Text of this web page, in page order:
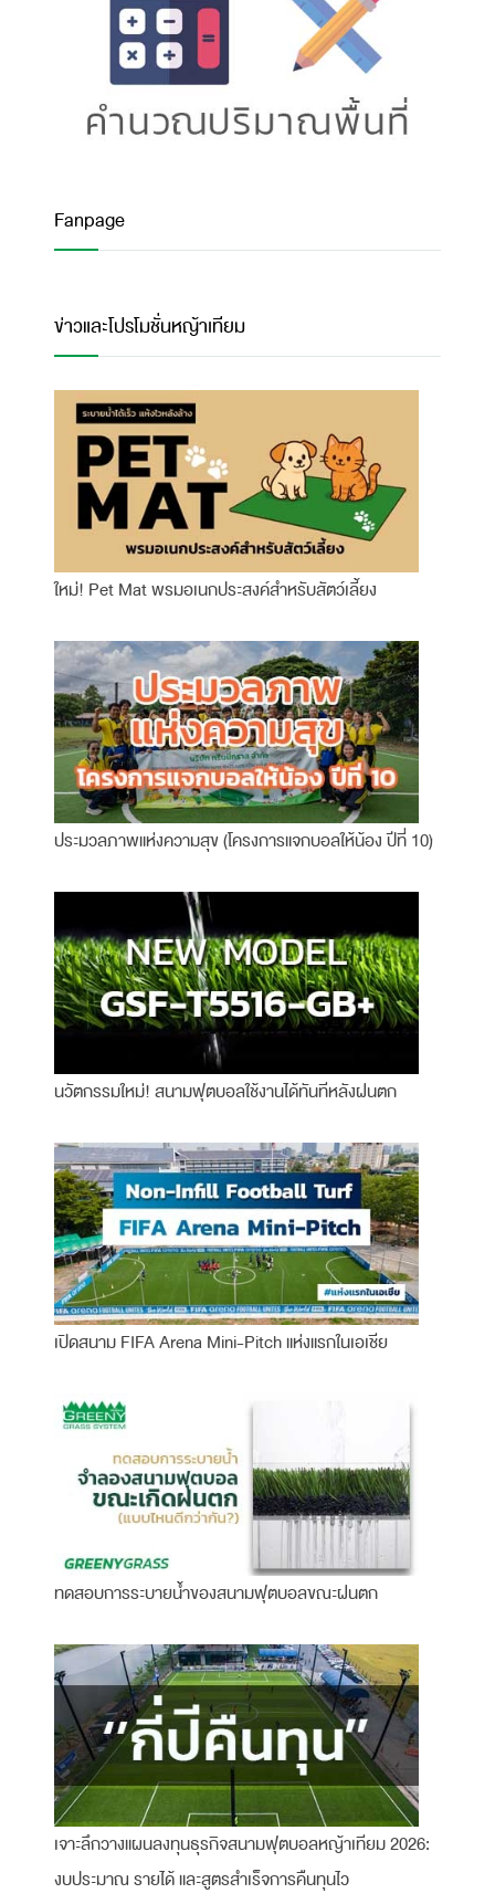
Fanpage
ข่าวและโปรโมชั่นหญ้าเทียม
ใหม่! Pet Mat พรมอเนกประสงค์สำหรับสัตว์เลี้ยง
ประมวลภาพแห่งความสุข (โครงการแจกบอลให้น้อง ปีที่ 10)
นวัตกรรมใหม่! สนามฟุตบอลใช้งานได้ทันทีหลังฝนตก
เปิดสนาม FIFA Arena Mini-Pitch แห่งแรกในเอเชีย
ทดสอบการระบายน้ำของสนามฟุตบอลขณะฝนตก
เจาะลึกวางแผนลงทุนธุรกิจสนามฟุตบอลหญ้าเทียม 2026:
งบประมาณ รายได้ และสูตรสำเร็จการคืนทุนไว